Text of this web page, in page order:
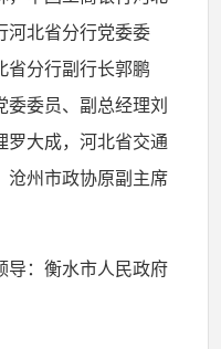
河北省分行党委委
省分行副行长郭鹏
委委员、副总经理刘
罗大成，河北省交通
沧州市政协原副主席
导：衡水市人民政府